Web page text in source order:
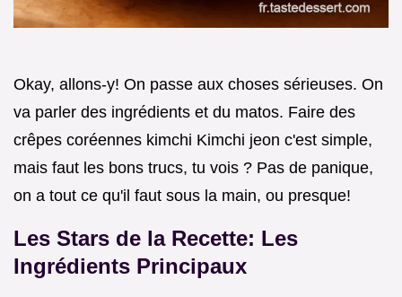
Okay, allons-y! On passe aux choses sérieuses. On
va parler des ingrédients et du matos. Faire des
crêpes coréennes kimchi Kimchi jeon c'est simple,
mais faut les bons trucs, tu vois ? Pas de panique,
on a tout ce qu'il faut sous la main, ou presque!
Les Stars de la Recette: Les
Ingrédients Principaux